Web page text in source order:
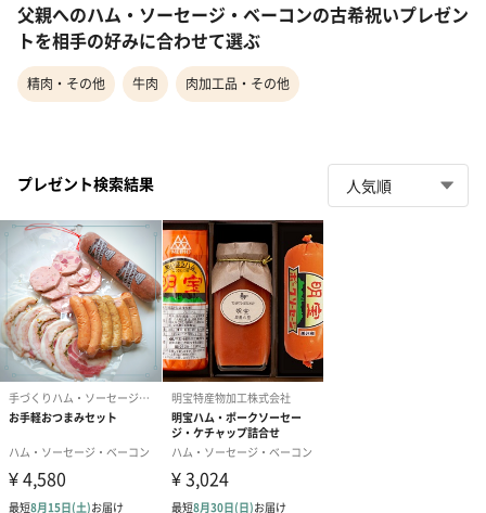
父親へのハム・ソーセージ・ベーコンの古希祝いプレゼン
トを相手の好みに合わせて選ぶ
精肉・その他 牛肉 肉加工品・その他
プレゼント検索結果